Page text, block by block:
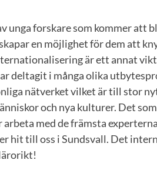
unga forskare som kommer att
en möjlighet för dem att
är ett annat
deltagit i många olika
nätverket vilket är till stor
och nya kulturer. Det
med de främsta
hit till oss i Sundsvall. Det